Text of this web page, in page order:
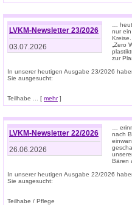
LVKM-Newsletter 23/2026
03.07.2026
…
nur
„Zero
zur
In unserer heutigen Ausgabe 23/2026
Sie ausgesucht:
Teilhabe ... [ mehr]
LVKM-Newsletter 22/2026
26.06.2026
…
nach
Bären
In unserer heutigen Ausgabe 22/2026
Sie ausgesucht:
Teilhabe / Pflege